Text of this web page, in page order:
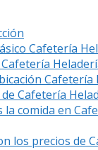
Cafetería
Cafetería
Cafetería
la comida en
los precios de